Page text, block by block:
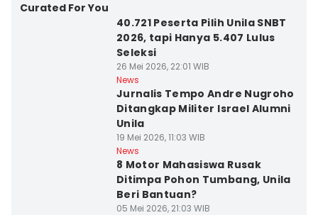
Curated For You
40.721 Peserta Pilih Unila SNBT
2026, tapi Hanya 5.407 Lulus
Seleksi
26 Mei 2026, 22:01 WIB
News
Jurnalis Tempo Andre Nugroho
Ditangkap Militer Israel Alumni
Unila
19 Mei 2026, 11:03 WIB
News
8 Motor Mahasiswa Rusak
Ditimpa Pohon Tumbang, Unila
Beri Bantuan?
05 Mei 2026, 21:03 WIB